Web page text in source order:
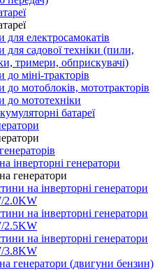
для електросамокатів
для садової техніки (пили,
тримери, обприскувачі)
міні-тракторів
до мотоблоків, мототракторів
до мототехніки
батареї
інверторні генератори
генератори
на інверторні генератори
2.0KW
на інверторні генератори
2.5KW
на інверторні генератори
3.8KW
генератори (двигуни бензин)